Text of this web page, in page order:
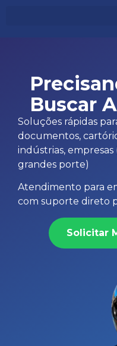
Buscar
Soluções rápidas
documentos,
indústrias, empresas
grandes porte)
Atendimento para
com suporte direto
Solicitar